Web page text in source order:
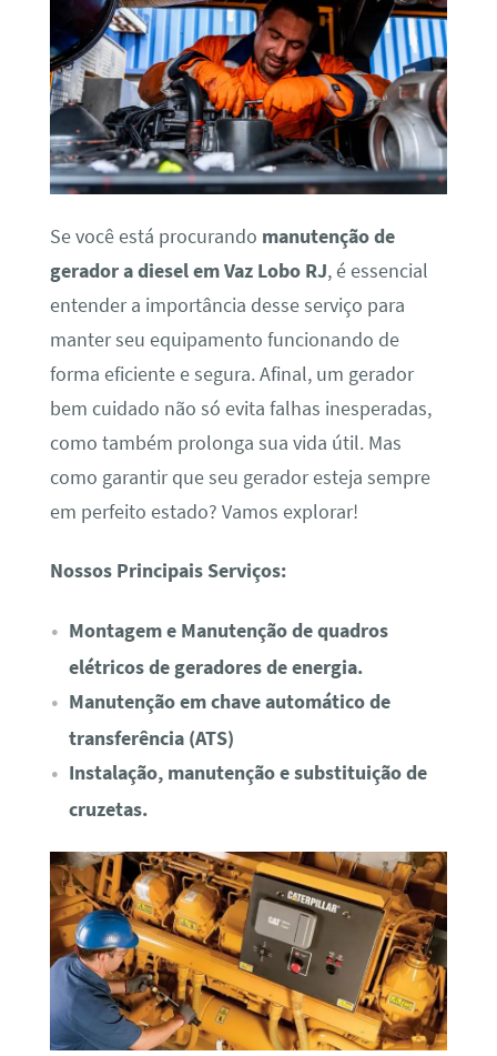
Se você está procurando manutenção de
gerador a diesel em Vaz Lobo RJ, é essencial
entender a importância desse serviço para
manter seu equipamento funcionando de
forma eficiente e segura. Afinal, um gerador
bem cuidado não só evita falhas inesperadas,
como também prolonga sua vida útil. Mas
como garantir que seu gerador esteja sempre
em perfeito estado? Vamos explorar!
Nossos Principais Serviços:
Montagem e Manutenção de quadros
elétricos de geradores de energia.
Manutenção em chave automático de
transferência (ATS)
Instalação, manutenção e substituição de
cruzetas.